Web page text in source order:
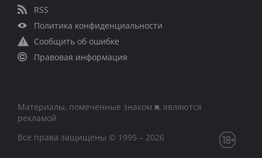
RSS
Политика конфиденциальности
Сообщить об ошибке
Правовая информация
Материалы, помеченные знаком ■, являются
рекламой
Все права защищены © 1995 – 2026